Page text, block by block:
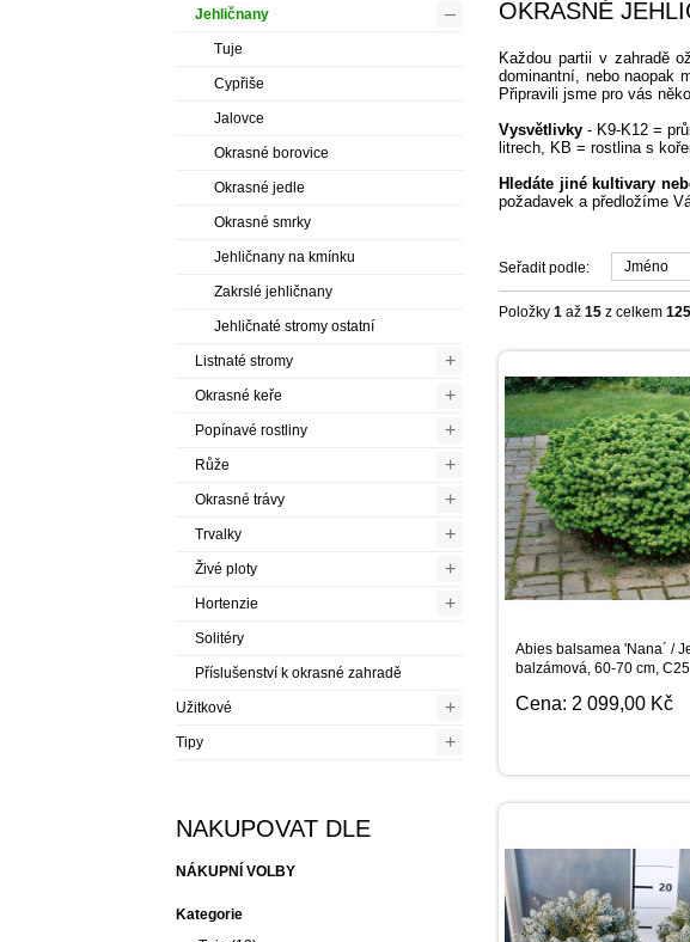
OKRASNÉ
Každou partii v zahradě
dominantní, nebo naopak
Připravili jsme pro vás
Vysvětlivky- K9-K12 =
litrech, KB = rostlina s
Hledáte jiné kultivary
požadavek a předložíme
Seřadit podle: Jméno
Položky 1 až 15 z celkem 125
Abies balsamea 'Nana´ /
balzámová, 60-70 cm, C25
Cena: 2 099,00 Kč
Jehličnany –
Tuje
Cypřiše
Jalovce
Okrasné borovice
Okrasné jedle
Okrasné smrky
Jehličnany na kmínku
Zakrslé jehličnany
Jehličnaté stromy ostatní
Listnaté stromy +
Okrasné keře +
Popínavé rostliny +
Růže +
Okrasné trávy +
Trvalky +
Živé ploty +
Hortenzie +
Solitéry
Příslušenství k okrasné zahradě
Užitkové +
Tipy +
NAKUPOVAT DLE
NÁKUPNÍ VOLBY
Kategorie